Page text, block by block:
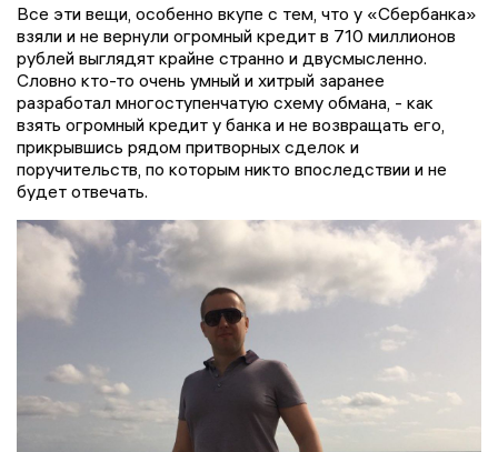
Все эти вещи, особенно вкупе с тем, что у «Сбербанка»
взяли и не вернули огромный кредит в 710 миллионов
рублей выглядят крайне странно и двусмысленно.
Словно кто-то очень умный и хитрый заранее
разработал многоступенчатую схему обмана, - как
взять огромный кредит у банка и не возвращать его,
прикрывшись рядом притворных сделок и
поручительств, по которым никто впоследствии и не
будет отвечать.